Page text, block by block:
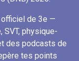
de 3e —
SVT, physique-
des podcasts de
tes points